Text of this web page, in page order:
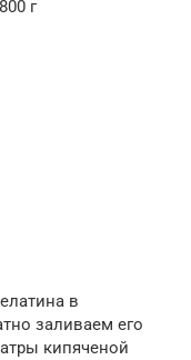
г
в
заливаем его
кипяченой